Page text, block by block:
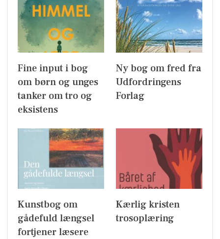
Fine input i bog
om børn og unges
tanker om tro og
eksistens
Ny bog om fred fra
Udfordringens
Forlag
Kunstbog om
gådefuld længsel
fortjener læsere
Kærlig kristen
trosoplæring